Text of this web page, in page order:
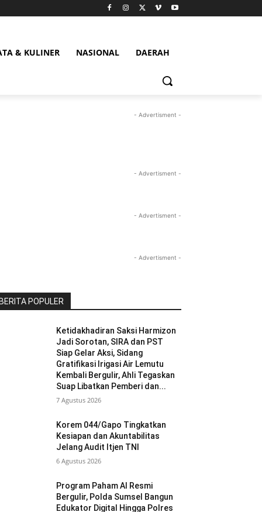
& KULINER NASIONAL DAERAH
- Advertisment -
- Advertisment -
- Advertisment -
- Advertisment -
POPULER
Ketidakhadiran Saksi Harmizon
Jadi Sorotan, SIRA dan PST
Siap Gelar Aksi, Sidang
Gratifikasi Irigasi Air Lemutu
Kembali Bergulir, Ahli Tegaskan
Suap Libatkan Pemberi dan...
7 Agustus 2026
Korem 044/Gapo Tingkatkan
Kesiapan dan Akuntabilitas
Jelang Audit Itjen TNI
6 Agustus 2026
Program Paham AI Resmi
Bergulir, Polda Sumsel Bangun
Edukator Digital Hingga Polres